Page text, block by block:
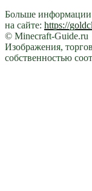
Больше информации
на сайте: https://
© Minecraft-Guide.ru
Изображения,
собственностью